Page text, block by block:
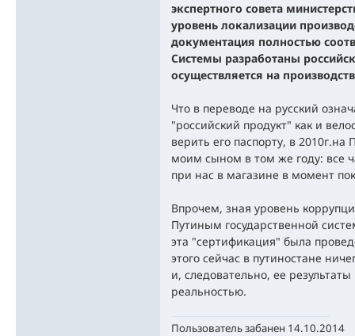
экспертного совета
уровень локализации
документация полностью
Системы разработаны
осуществляется на
Что в переводе на русский
"российский продукт" как и
верить его паспорту, в
моим сыном в том же году: все
при нас в магазине в момент
Впрочем, зная уровень
Путиным государственной
эта "сертификация" была
этого сейчас в путиностане
и, следовательно, ее
реальностью.
Пользователь забанен 14.10.2014